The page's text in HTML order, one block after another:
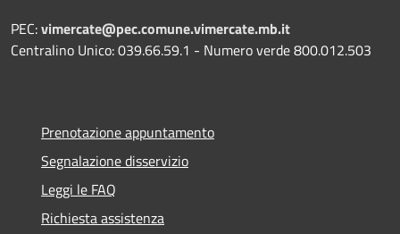
PEC:vimercate@pec.comune.vimercate.mb.it
Centralino Unico: 039.66.59.1 - Numero verde 800.012.503
Prenotazione appuntamento
Segnalazione disservizio
Leggi le FAQ
Richiesta assistenza